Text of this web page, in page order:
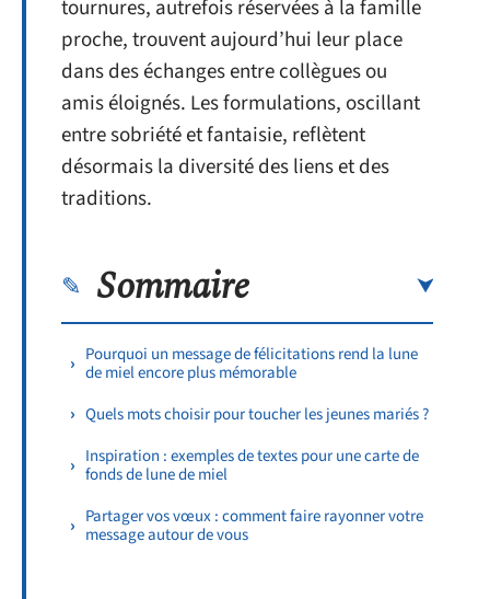
tournures, autrefois réservées à la famille
proche, trouvent aujourd’hui leur place
dans des échanges entre collègues ou
amis éloignés. Les formulations, oscillant
entre sobriété et fantaisie, reflètent
désormais la diversité des liens et des
traditions.
Sommaire
Pourquoi un message de félicitations rend la lune
de miel encore plus mémorable
Quels mots choisir pour toucher les jeunes mariés ?
Inspiration : exemples de textes pour une carte de
fonds de lune de miel
Partager vos vœux : comment faire rayonner votre
message autour de vous